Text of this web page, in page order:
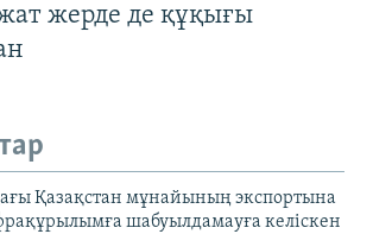
жерде де құқығы
Қазақстан мұнайының экспортына
шабуылдамауға келіскен